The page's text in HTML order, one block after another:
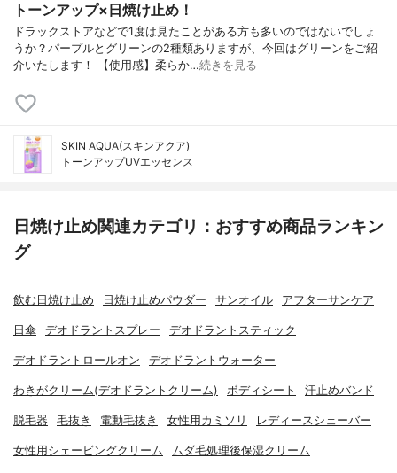
トーンアップ×日焼け止め！
ドラックストアなどで1度は見たことがある方も多いのではないでしょ
うか？パープルとグリーンの2種類ありますが、今回はグリーンをご紹
介いたします！ 【使用感】柔らか…続きを見る
SKIN AQUA(スキンアクア)
トーンアップUVエッセンス
日焼け止め関連カテゴリ：おすすめ商品ランキン
グ
飲む日焼け止め 日焼け止めパウダー サンオイル アフターサンケア
日傘 デオドラントスプレー デオドラントスティック
デオドラントロールオン デオドラントウォーター
わきがクリーム(デオドラントクリーム) ボディシート 汗止めバンド
脱毛器 毛抜き 電動毛抜き 女性用カミソリ レディースシェーバー
女性用シェービングクリーム ムダ毛処理後保湿クリーム